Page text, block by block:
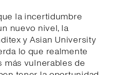
la incertidumbre
nuevo nivel, la
y Asian University
lo que realmente
más vulnerables de